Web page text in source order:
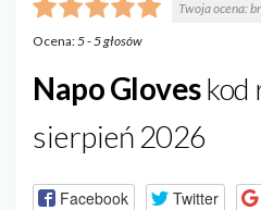
Twoja ocena:
Ocena:5-5głosów
Napo Gloveskod
sierpień 2026
Facebook Twitter